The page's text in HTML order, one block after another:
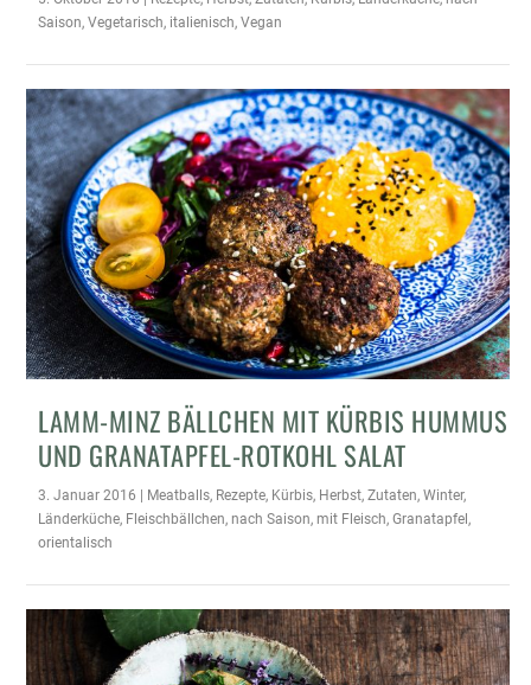
Saison,Vegetarisch, italienisch,Vegan
LAMM-MINZ BÄLLCHEN MIT KÜRBIS HUMMUS
UND GRANATAPFEL-ROTKOHL SALAT
3. Januar 2016 | Meatballs, Rezepte, Kürbis, Herbst,Zutaten,Winter,
Länderküche, Fleischbällchen, nach Saison,mit Fleisch,Granatapfel,
orientalisch